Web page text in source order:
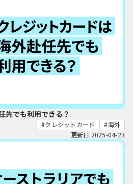
先でも利用できる？
クレジットカード
海外
更新日:2025-04-23